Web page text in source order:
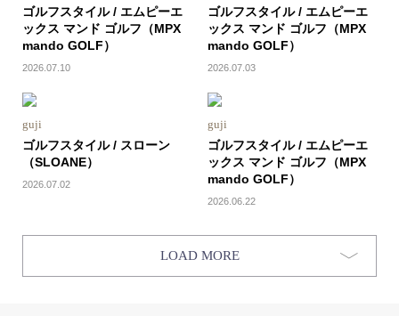
ゴルフスタイル / エムピーエ
ックス マンド ゴルフ（MPX
mando GOLF）
2026.07.10
ゴルフスタイル / エムピーエ
ックス マンド ゴルフ（MPX
mando GOLF）
2026.07.03
guji
ゴルフスタイル / スローン
（SLOANE）
2026.07.02
guji
ゴルフスタイル / エムピーエ
ックス マンド ゴルフ（MPX
mando GOLF）
2026.06.22
LOAD MORE